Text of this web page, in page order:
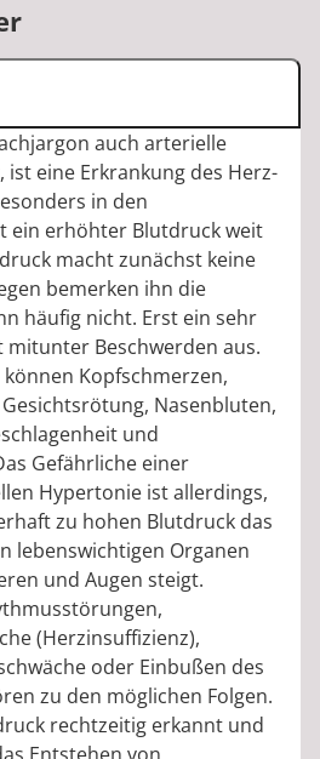
auch arterielle
eine Erkrankung des Herz-
in den
ein erhöhter Blutdruck weit
macht zunächst keine
bemerken ihn die
häufig nicht. Erst ein sehr
Beschwerden aus.
Kopfschmerzen,
Nasenbluten,
und
Gefährliche einer
Hypertonie ist allerdings,
zu hohen Blutdruck das
lebenswichtigen Organen
und Augen steigt.
(Herzinsuffizienz),
oder Einbußen des
zu den möglichen Folgen.
rechtzeitig erkannt und